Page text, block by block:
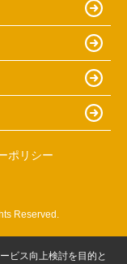
ポリシー
Reserved.
ビス向上検討を目的と